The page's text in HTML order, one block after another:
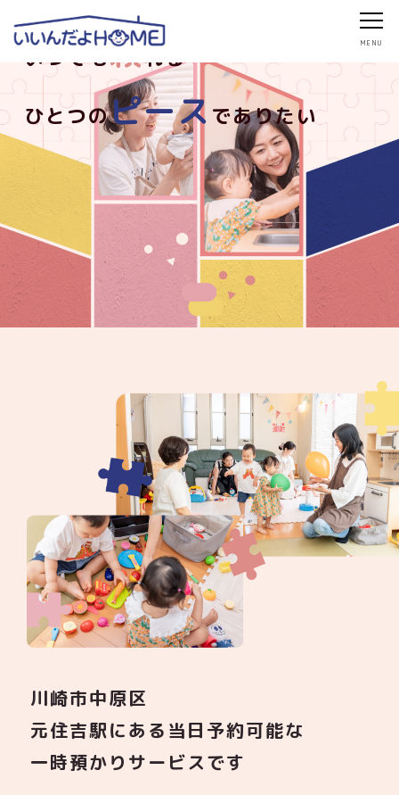
いつでも頼れる
ひとつのピース でありたい
川崎市中原区
元住吉駅にある当日予約可能な
一時預かりサービスです